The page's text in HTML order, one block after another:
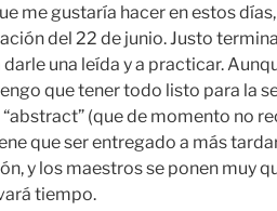
me gustaría hacer en estos
del 22 de junio. Justo
una leída y a practicar.
que tener todo listo para la
“abstract” (que de momento no
que ser entregado a más
y los maestros se ponen muy
tiempo.